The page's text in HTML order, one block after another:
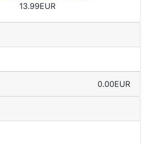
13.99EUR
0.00EUR